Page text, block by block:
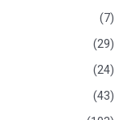
(7)
(29)
(24)
(43)